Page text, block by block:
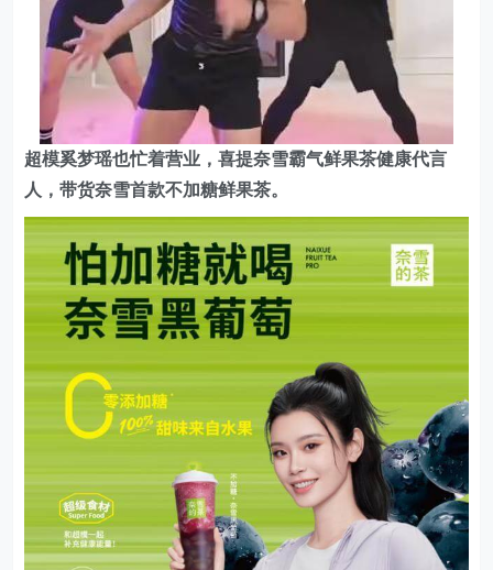
超模奚梦瑶也忙着营业，喜提奈雪霸气鲜果茶健康代言
人，带货奈雪首款不加糖鲜果茶。